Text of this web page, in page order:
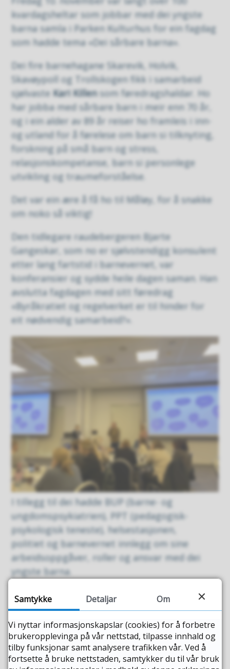
kvardagsheltar som jobbar med dei yngste
barna samla i Parken Kulturhus for ein fagdag
som hadde tema «Dei sårbare barna».
Dei fire barnehagane Skarevik, Holvik,
Skavøypoll og Trollskogen fikk i samarbeid
sjølvasteKari Killensom føredragshaldar. Ho
har jobba med sårbare barn i meir enn 70 år,
og i ein alder av 89 år reiser ho framleis i inn-
og utland for å førelese om barn si tilknyting,
forskning på små barn og stress,
relasjonskompetanse, barn si personlege
utvikling og traumeforståelse.
Det var ein ære å få ho til Måløy, for å snakke
om noko så viktig!
Den tidlegare raudebergeren Bjarte
Gangeskar, som no er sjølvstendigg konsulent
etter lang fartstid i barnevernet, var
konferansier og sydde heile dagen saman. Han
avslutta fagdagen med sitt føredrag
«Byråkratiet og regelverket er til hinder for
eit nødvendig samarbeid?».
I tillegg til dei hadde BUP (barne- og
ungdomspsykiatrien), PPT (pedagogisk-
psykologisk teneste), helsestasjonen,
politiet og barnevernet innlegg om sine
arbeidsoppgåver, roller og ansvar med dei
yngste barna.
Publisert 16.11.2023 10.29 Sist endra 05.12.2023 12.02
Fann du det du leita etter?
Samtykke Detaljar Om
Vi nyttar informasjonskapslar (cookies) for å forbetre
brukeropplevinga på vår nettstad, tilpasse innhald og
tilby funksjonar samt analysere trafikken vår. Ved å
fortsette å bruke nettstaden, samtykker du til vår bruk